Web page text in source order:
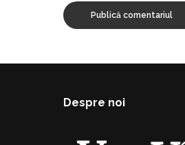
Despre noi